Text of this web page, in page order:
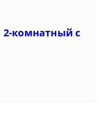
комнатный с